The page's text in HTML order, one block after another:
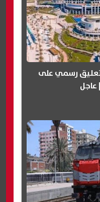
دولار.. أول تعليق رسمي على